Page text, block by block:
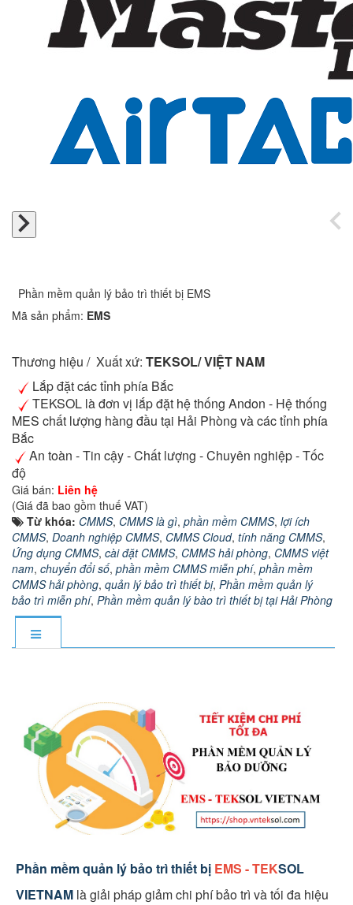
Phần mềm quản lý bảo trì thiết bị EMS
Mã sản phẩm: EMS
Thương hiệu / Xuất xứ: TEKSOL/ VIỆT NAM
Lắp đặt các tỉnh phía Bắc
TEKSOL là đơn vị lắp đặt hệ thống Andon - Hệ thống
MES chất lượng hàng đầu tại Hải Phòng và các tỉnh phía
Bắc
An toàn - Tin cậy - Chất lượng - Chuyên nghiệp - Tốc
độ
Giá bán: Liên hệ
(Giá đã bao gồm thuế VAT)
Từ khóa: CMMS, CMMS là gì, phần mềm CMMS, lợi ích
CMMS, Doanh nghiệp CMMS, CMMS Cloud, tính năng CMMS,
Ứng dụng CMMS, cài đặt CMMS, CMMS hải phòng, CMMS việt
nam, chuyển đổi số, phần mềm CMMS miễn phí, phần mềm
CMMS hải phòng, quản lý bảo trì thiết bị, Phần mềm quản lý
bảo trì miễn phí, Phần mềm quản lý bào trì thiết bị tại Hải Phòng
Phần mềm quản lý bảo trì thiết bị EMS - TEKSOL
VIETNAM là giải pháp giảm chi phí bảo trì và tối đa hiệu